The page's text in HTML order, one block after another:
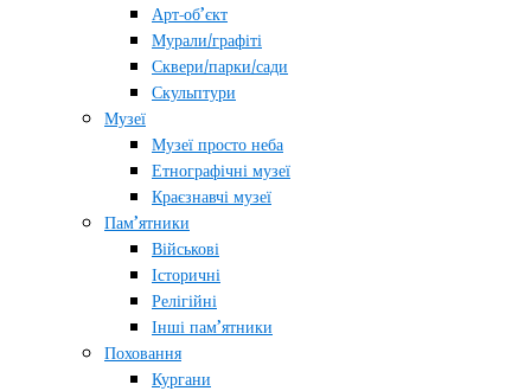
Арт-об’єкт
Мурали/графіті
Сквери/парки/сади
Скульптури
Музеї
Музеї просто неба
Етнографічні музеї
Краєзнавчі музеї
Пам’ятники
Військові
Історичні
Релігійні
Інші пам’ятники
Поховання
Кургани